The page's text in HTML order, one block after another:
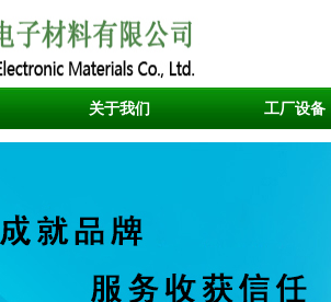
关于我们 工厂设备